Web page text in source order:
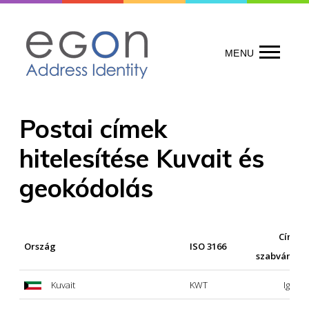
content
MENU
Postai címek
hitelesítése Kuvait és
geokódolás
Ország ISO 3166
Címek
Kuvait KWT Igen